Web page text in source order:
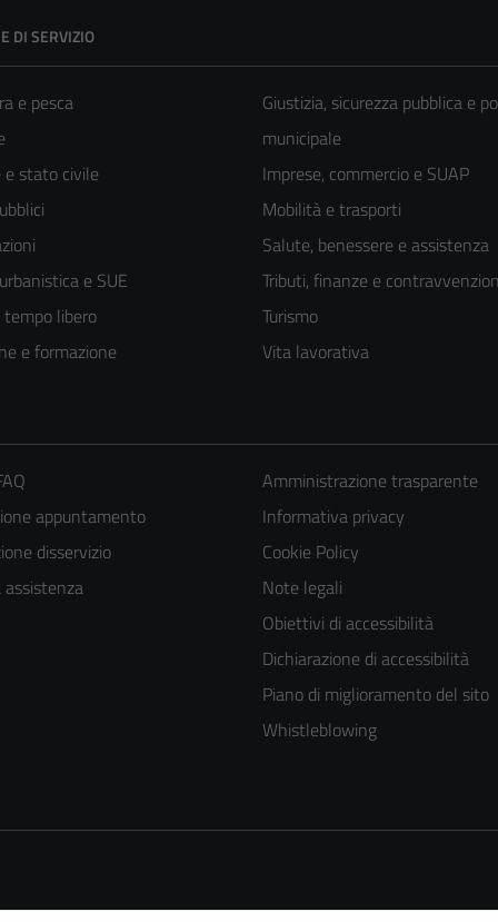
DI SERVIZIO
e pesca
e stato civile
e SUE
libero
e formazione
Giustizia, sicurezza pubblica e
municipale
Imprese, commercio e SUAP
Mobilità e trasporti
Salute, benessere e assistenza
Tributi, finanze e
Turismo
Vita lavorativa
appuntamento
disservizio
assistenza
Amministrazione trasparente
Informativa privacy
Cookie Policy
Note legali
Obiettivi di accessibilità
Dichiarazione di accessibilità
Piano di miglioramento del sito
Whistleblowing